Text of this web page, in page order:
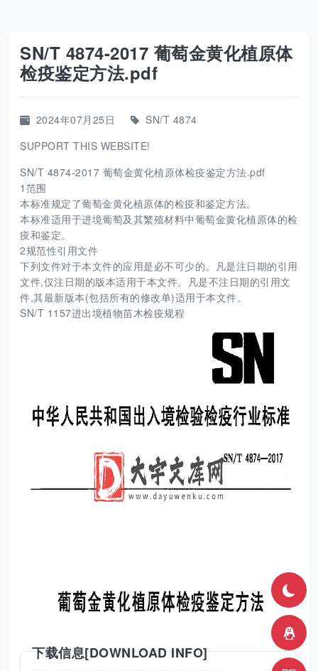
SN/T 4874-2017 葡萄金黄化植原体
检疫鉴定方法.pdf
2024年07月25日
SN/T 4874
SUPPORT THIS WEBSITE!
SN/T 4874-2017 葡萄金黄化植原体检疫鉴定方法.pdf
1范围
本标准规定了葡萄金黄化植原体的检疫和鉴定方法。
本标准适用于进境葡萄及其繁殖材料中葡萄金黄化植原体的检
疫和鉴定。
2规范性引用文件
下列文件对于本文件的应用是必不可少的。凡是注日期的引用
文件,仅注日期的版本适用于本文件。凡是不注日期的引用文
件,其最新版本(包括所有的修改单)适用于本文件。
SN/T 1157进出境植物苗木检疫规程
下载信息[DOWNLOAD INFO]